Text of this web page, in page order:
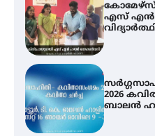
എസ് എൻ
2026
ബാലൻ